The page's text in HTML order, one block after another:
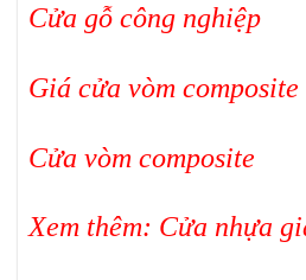
Cửa gỗ công nghiệp
Giá cửa vòm composite
Cửa vòm composite
Xem thêm: Cửa nhựa